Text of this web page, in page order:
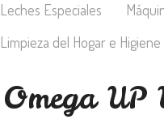
Leches Especiales
Limpieza del Hogar e Higiene
Omega